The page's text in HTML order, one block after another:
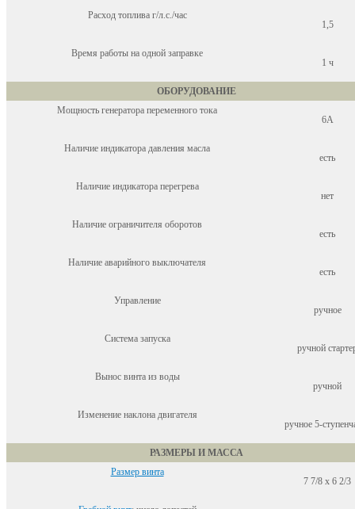
Расход топлива г/л.с./час
1,5
Время работы на одной заправке
1 ч
ОБОРУДОВАНИЕ
Мощность генератора переменного тока
6А
Наличие индикатора давления масла
есть
Наличие индикатора перегрева
нет
Наличие ограничителя оборотов
есть
Наличие аварийного выключателя
есть
Управление
ручное
Система запуска
ручной
Вынос винта из воды
ручной
Изменение наклона двигателя
ручное 5-
РАЗМЕРЫ И МАССА
Размер винта
7 7/8 х 6 2/3